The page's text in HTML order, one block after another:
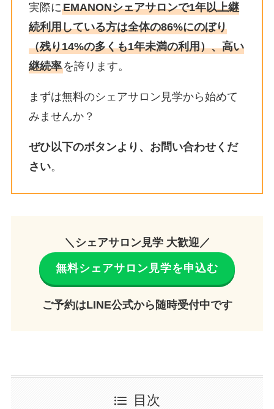
実際にEMANONシェアサロンで1年以上継
続利用している方は全体の86%にのぼり
（残り14%の多くも1年未満の利用）、高い
継続率を誇ります。
まずは無料のシェアサロン見学から始めて
みませんか？
ぜひ以下のボタンより、お問い合わせくだ
さい。
＼シェアサロン見学 大歓迎／
無料シェアサロン見学を申込む
ご予約はLINE公式から随時受付中です
目次